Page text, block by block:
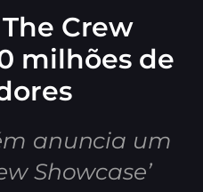
Crew
milhões de
anuncia um
Showcase’